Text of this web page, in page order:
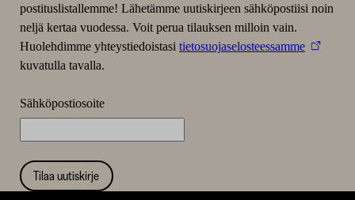
postituslistallemme! Lähetämme uutiskirjeen sähköpostiisi noin
neljä kertaa vuodessa. Voit perua tilauksen milloin vain.
Huolehdimme yhteystiedoistasi tietosuojaselosteessamme
kuvatulla tavalla.
Sähköpostiosoite
Tilaa uutiskirje